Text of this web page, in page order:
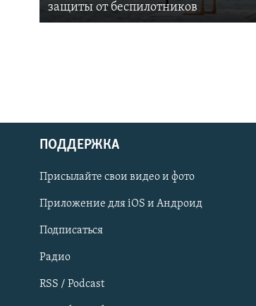
Українською
Qırımtatar
ПРИСОЕДИНЯЙТЕСЬ!
защиты от беспилотников
ПОДДЕРЖКА
Присылайте свои видео и фото
Приложение для iOS и Андроид
Подписаться
Радио
RSS / Podcast